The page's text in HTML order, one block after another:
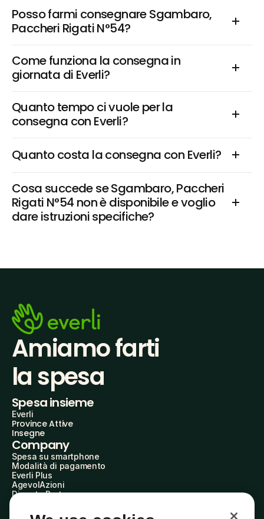
Posso farmi consegnare Sgambaro,
Paccheri Rigati N°54?
Come funziona la consegna in
giornata di Everli?
Quanto tempo ci vuole per la
consegna con Everli?
Quanto costa la consegna con Everli?
Cosa succede se Sgambaro, Paccheri
Rigati N°54 non è disponibile e voglio
dare istruzioni specifiche?
Amiamo farti
la spesa
Spesa insieme
Everli
Province Attive
Insegne
Company
Spesa su smartphone
Modalità di pagamento
Everli Plus
AgevolAzioni
Diventa Partner
Everli Shoppers